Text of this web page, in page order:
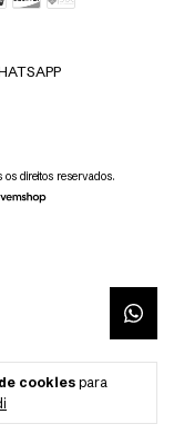
cookies para
os direitos reservados.